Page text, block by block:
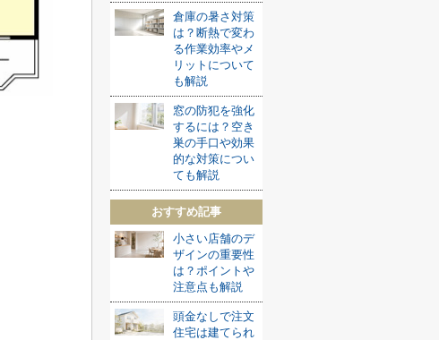
倉庫の暑さ対策
は？断熱で変わ
る作業効率やメ
リットについて
も解説
窓の防犯を強化
するには？空き
巣の手口や効果
的な対策につい
ても解説
おすすめ記事
小さい店舗のデ
ザインの重要性
は？ポイントや
注意点も解説
頭金なしで注文
住宅は建てられ